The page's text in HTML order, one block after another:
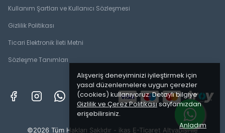
Alışveriş deneyiminizi iyileştirmek için
yasal düzenlemelere uygun çerezler
(cookies) kullanıyoruz. Detaylı bilgiye
Gizlilik ve Çerez Politikasısayfamızdan
erişebilirsiniz.
Anladım
Kullanım Şartları ve Kullanıcı Sözleşmesi
Gizlilik Politikası
Ticari Elektronik İleti Metni
Sözleşme Tanımları
©2026 Tüm Hakları Saklıdır - ikas E-Ticaret Altyapısı ile